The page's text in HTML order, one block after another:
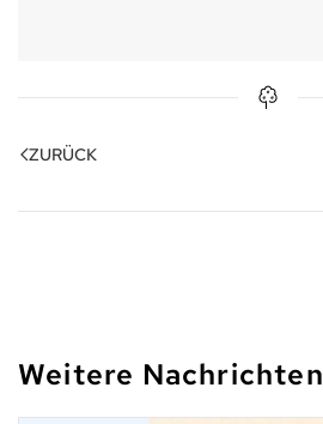
ZURÜCK
Weitere Nachrichten